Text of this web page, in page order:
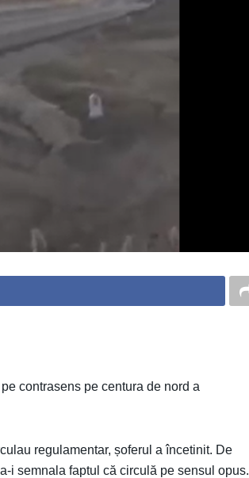
contrasens pe centura de nord a
regulamentar, șoferul a încetinit. De
i semnala faptul că circulă pe sensul opus.